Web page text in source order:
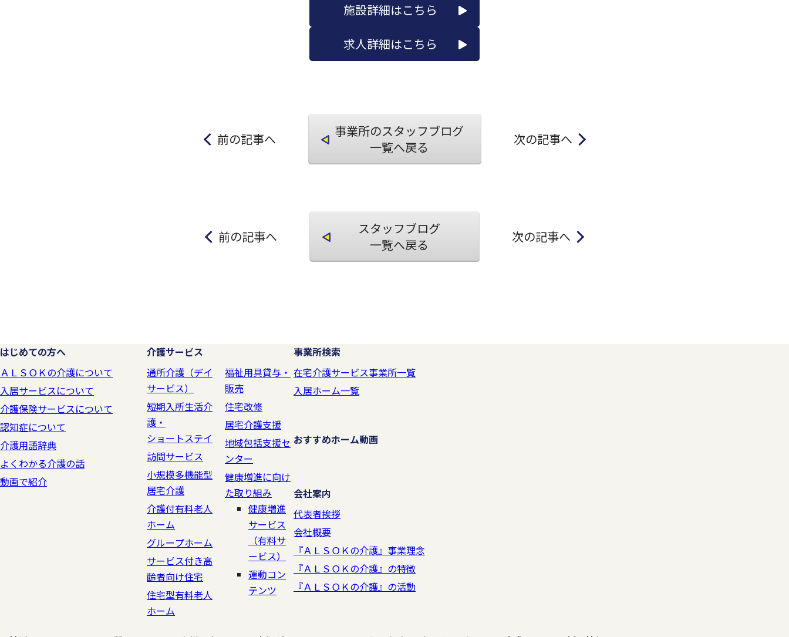
施設詳細はこちら
求人詳細はこちら
前の記事へ 次の記事へ
事業所のスタッフブログ
一覧へ戻る
前の記事へ 次の記事へ
スタッフブログ
一覧へ戻る
はじめての方へ
ＡＬＳＯＫの介護について
入居サービスについて
介護保険サービスについて
認知症について
介護用語辞典
よくわかる介護の話
動画で紹介
介護サービス
通所介護（デイ
サービス）
短期入所生活介
護・
ショートステイ
訪問サービス
小規模多機能型
居宅介護
介護付有料老人
ホーム
グループホーム
サービス付き高
齢者向け住宅
住宅型有料老人
ホーム
福祉用具貸与・
販売
住宅改修
居宅介護支援
地域包括支援セ
ンター
健康増進に向け
た取り組み
健康増進
サービス
（有料サ
ービス）
運動コン
テンツ
事業所検索
在宅介護サービス事業所一覧
入居ホーム一覧
おすすめホーム動画
会社案内
代表者挨拶
会社概要
『ＡＬＳＯＫの介護』事業理念
『ＡＬＳＯＫの介護』の特徴
『ＡＬＳＯＫの介護』の活動